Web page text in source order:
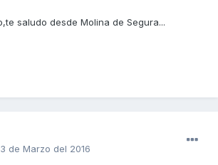
saludo desde Molina de Segura...
de Marzo del 2016